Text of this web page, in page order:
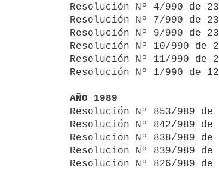
Resolución Nº 4/990 de
Resolución Nº 7/990 de
Resolución Nº 9/990 de
Resolución Nº 10/990 de
Resolución Nº 11/990 de
Resolución Nº 1/990 de
AÑO 1989
Resolución Nº 853/989
Resolución Nº 842/989
Resolución Nº 838/989
Resolución Nº 839/989
Resolución Nº 826/989